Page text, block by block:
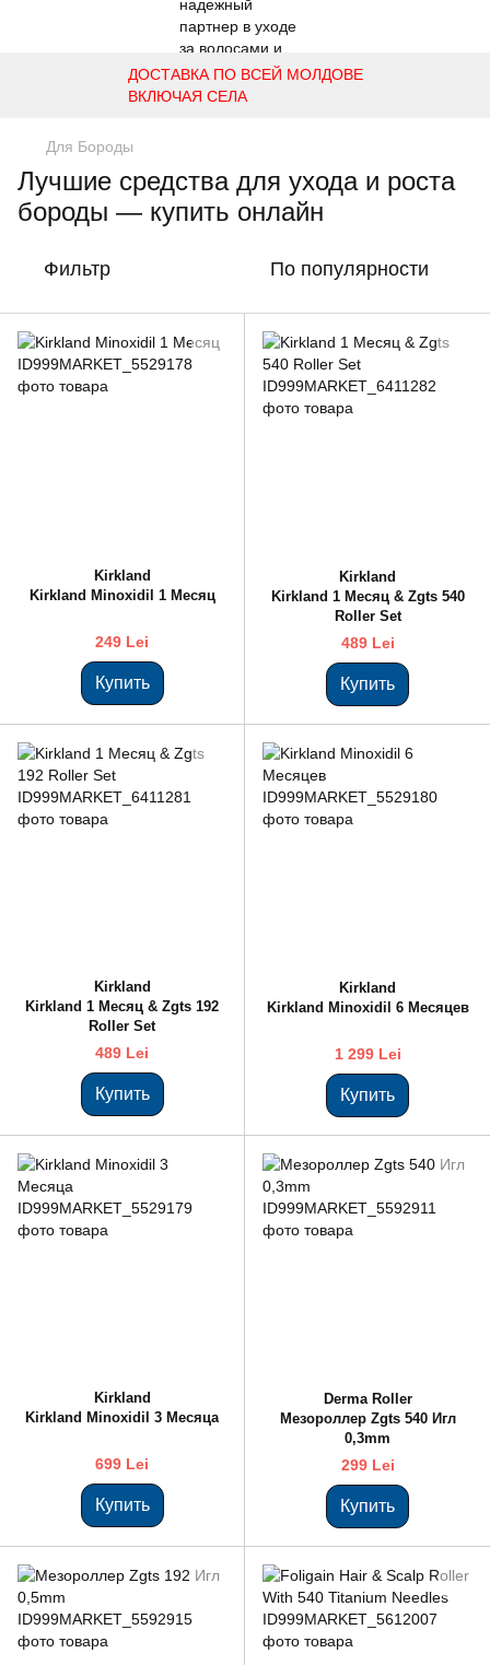
ДОСТАВКА ПО ВСЕЙ МОЛДОВЕ
ВКЛЮЧАЯ СЕЛА
Для Бороды
Лучшие средства для ухода и роста
бороды — купить онлайн
Фильтр По популярности
Kirkland
Kirkland Minoxidil 1 Месяц
249 Lei
Купить
Kirkland
Kirkland 1 Месяц & Zgts 540
Roller Set
489 Lei
Купить
Kirkland
Kirkland 1 Месяц & Zgts 192
Roller Set
489 Lei
Купить
Kirkland
Kirkland Minoxidil 6 Месяцев
1 299 Lei
Купить
Kirkland
Kirkland Minoxidil 3 Месяца
699 Lei
Купить
Derma Roller
Мезороллер Zgts 540 Игл
0,3mm
299 Lei
Купить